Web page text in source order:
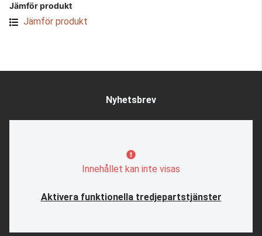
Jämför produkt
Jämför produkt
Nyhetsbrev
Innehållet kan inte visas
Aktivera funktionella tredjepartstjänster